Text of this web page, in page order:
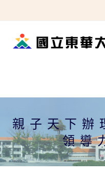
轉
親子天下
領導